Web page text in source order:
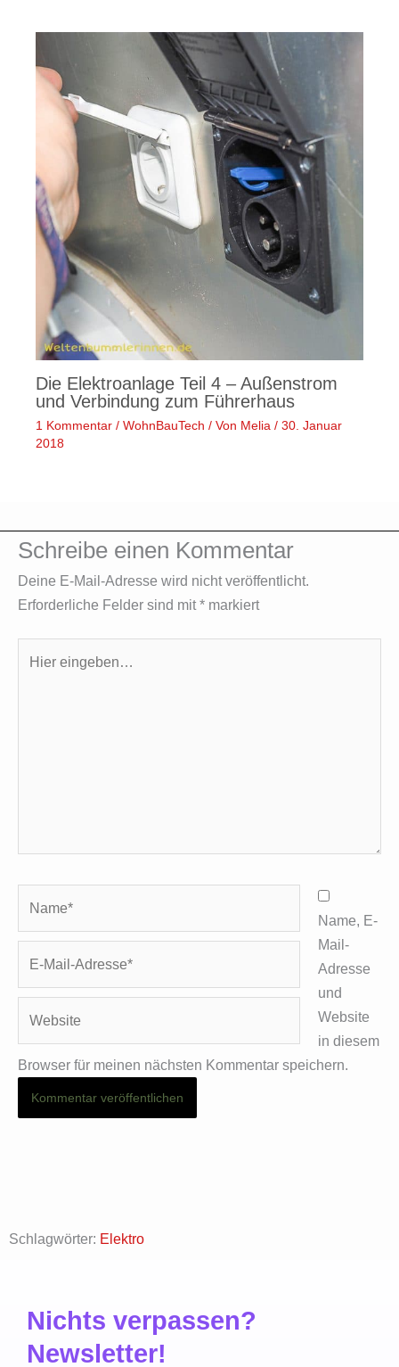
Die Elektroanlage Teil 4 – Außenstrom
und Verbindung zum Führerhaus
1 Kommentar / WohnBauTech / Von Melia / 30. Januar
2018
Schreibe einen Kommentar
Deine E-Mail-Adresse wird nicht veröffentlicht.
Erforderliche Felder sind mit* markiert
eingeben…
Adresse*
Name, E-
Mail-
Adresse
und
Website
in diesem
Browser für meinen nächsten Kommentar speichern.
Schlagwörter: Elektro
Nichts verpassen?
Newsletter!